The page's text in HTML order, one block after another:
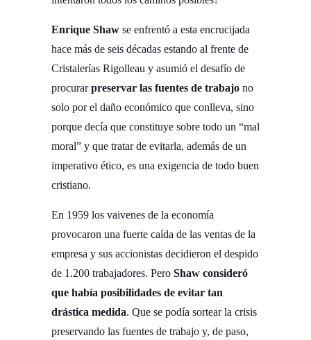
Enrique Shaw se enfrentó a esta encrucijada
hace más de seis décadas estando al frente de
Cristalerías Rigolleau y asumió el desafío de
procurarpreservar las fuentes de trabajo no
solo por el daño económico que conlleva, sino
porque decía que constituye sobre todo un “mal
moral” y que tratar de evitarla, además de un
imperativo ético, es una exigencia de todo buen
cristiano.
En 1959 los vaivenes de la economía
provocaron una fuerte caída de las ventas de la
empresa y sus accionistas decidieron el despido
de 1.200 trabajadores. Pero Shaw consideró
que había posibilidades de evitar tan
drástica medida. Que se podía sortear la crisis
preservando las fuentes de trabajo y, de paso,